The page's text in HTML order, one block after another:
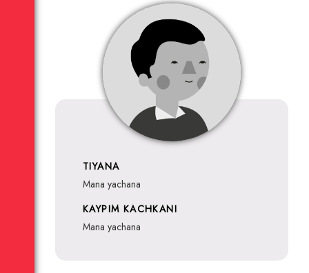
TIYANA
mana yachana
KAYPIM KACHKANI
mana yachana